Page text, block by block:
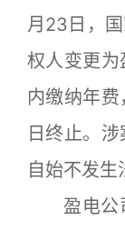
月23日，
权人变更
内缴纳年
日终止。
自始不发生
盈电公司